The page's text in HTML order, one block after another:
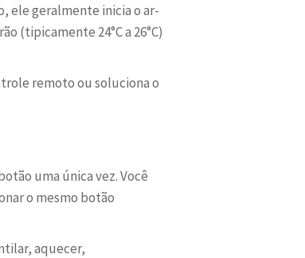
ele geralmente inicia o ar-
(tipicamente 24°C a 26°C)
remoto ou soluciona o
uma única vez. Você
o mesmo botão
aquecer,